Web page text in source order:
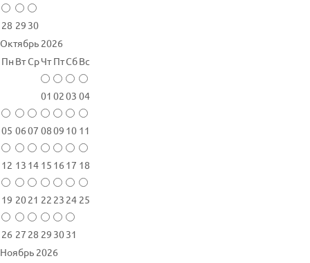
28 29 30
Октябрь 2026
Пн ВтСрЧт ПтСбВс
01 0203 04
05 0607 0809 10 11
12 13 14 15 16 17 18
19 2021 22 23 24 25
26 27 28 29 3031
Ноябрь 2026